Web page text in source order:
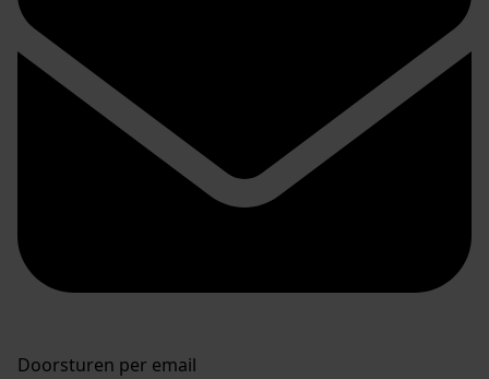
Doorsturen per email